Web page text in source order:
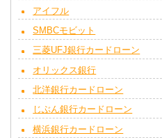
アイフル
SMBCモビット
三菱UFJ銀行カードローン
オリックス銀行
北洋銀行カードローン
じぶん銀行カードローン
横浜銀行カードローン